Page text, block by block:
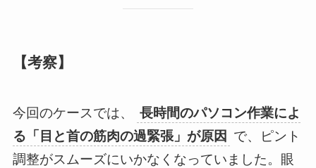
【考察】
今回のケースでは、
長時間のパソコン作業によ
る「目と首の筋肉の過緊張」が原因
で、ピント
調整がスムーズにいかなくなっていました。眼